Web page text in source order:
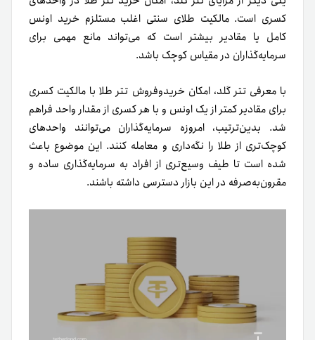
کسری است. مالکیت طلای سنتی اغلب مستلزم خرید اونس
کامل یا مقادیر بیشتر است که می‌تواند مانع مهمی برای
سرمایه‌گذاران در مقیاس کوچک باشد.
با معرفی تتر گلد، امکان خریدوفروش تتر طلا با مالکیت کسری
برای مقادیر کمتر از یک اونس و با هر کسری از مقدار واحد فراهم
شد. بدین‌ترتیب، امروزه سرمایه‌گذاران می‌توانند واحدهای
کوچک‌تری از طلا را نگه‌داری و معامله کنند. این موضوع باعث
شده است تا طیف وسیع‌تری از افراد به سرمایه‌گذاری ساده و
مقرون‌به‌صرفه در این بازار دسترسی داشته باشند.